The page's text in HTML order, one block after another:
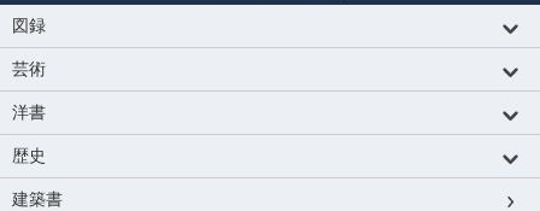
図録
芸術
洋書
歴史
建築書